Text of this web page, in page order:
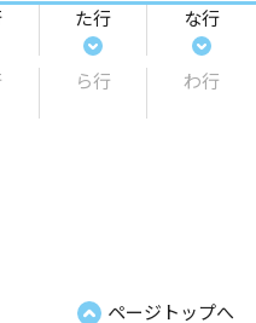
た行 な行
ら行 わ行
ページトップへ